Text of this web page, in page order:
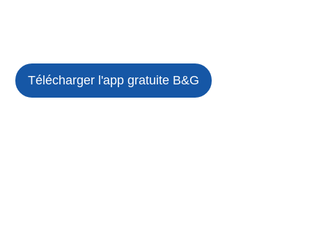
Télécharger l'app gratuite B&G